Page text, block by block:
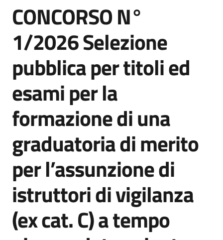
Vivere
Vibo
Valentia
A
l
o
e
o
r
Salta al contenuto
CONCORSO N°
1/2026 Selezione
pubblica per titoli ed
esami per la
formazione di una
graduatoria di merito
per l’assunzione di
istruttori di vigilanza
(ex cat. C) a tempo